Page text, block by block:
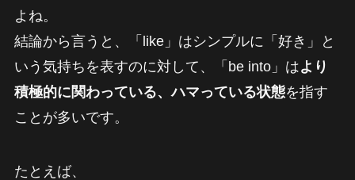
よね。
結論から言うと、「like」はシンプルに「好き」と
いう気持ちを表すのに対して、「be into」はより
積極的に関わっている、ハマっている状態を指す
ことが多いです。
たとえば、